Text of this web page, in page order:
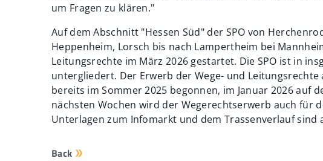
um Fragen zu klären."
Auf dem Abschnitt "Hessen Süd" der SPO von
Heppenheim, Lorsch bis nach Lampertheim bei
Leitungsrechte im März 2026 gestartet. Die SPO ist in
untergliedert. Der Erwerb der Wege- und
bereits im Sommer 2025 begonnen, im Januar 2026 auf
nächsten Wochen wird der Wegerechtserwerb auch für
Unterlagen zum Infomarkt und dem Trassenverlauf sind
Back